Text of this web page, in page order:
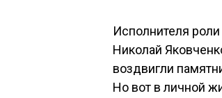
Исполнителя
Николай
воздвигли
Но вот в личной